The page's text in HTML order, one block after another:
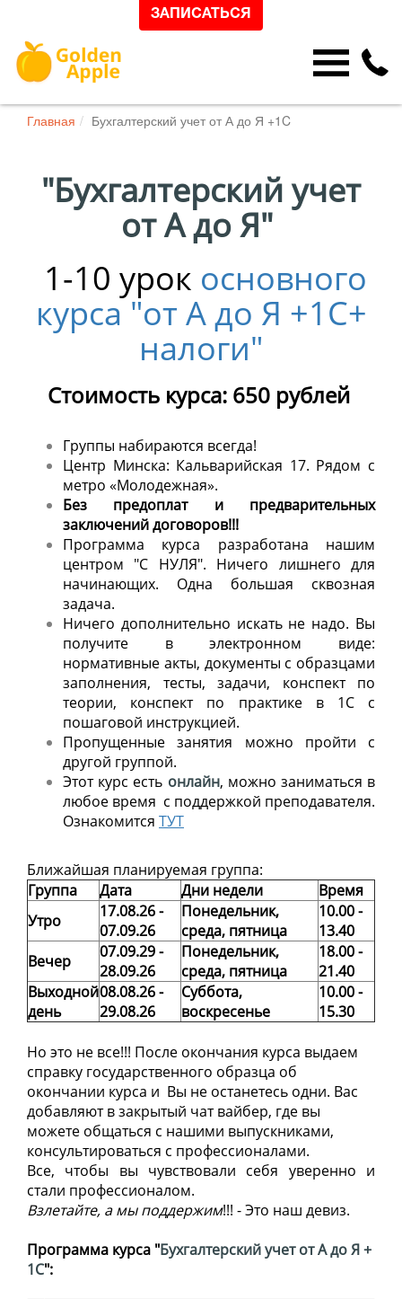
ЗАПИСАТЬСЯ
Главная Бухгалтерский учет от А до Я +1C
"Бухгалтерский учет
от А до Я"
1-10 урок основного
курса "от А до Я +1С+
налоги"
Стоимость курса: 650 рублей
Группы набираются всегда!
Центр Минска: Кальварийская 17. Рядом с
метро «Молодежная».
Без предоплат и предварительных
заключений договоров!!!
Программа курса разработана нашим
центром "С НУЛЯ". Ничего лишнего для
начинающих. Одна большая сквозная
задача.
Ничего дополнительно искать не надо. Вы
получите в электронном виде:
нормативные акты, документы с образцами
заполнения, тесты, задачи, конспект по
теории, конспект по практике в 1С с
пошаговой инструкцией.
Пропущенные занятия можно пройти с
другой группой.
Этот курс есть онлайн, можно заниматься в
любое время с поддержкой преподавателя.
Ознакомится ТУТ
Ближайшая планируемая группа:
Группа
Дата Дни недели
Время
Утро
17.08.26 -
07.09.26
Понедельник,
среда, пятница
10.00 -
13.40
Вечер
07.09.29 -
28.09.26
Понедельник,
среда, пятница
18.00 -
21.40
Выходной
день
08.08.26 -
29.08.26
Суббота,
воскресенье
10.00 -
15.30
Но это не все!!! После окончания курса выдаем
справку государственного образца об
окончании курса и Вы не останетесь одни. Вас
добавляют в закрытый чат вайбер, где вы
можете общаться с нашими выпускниками,
консультироваться с профессионалами.
Все, чтобы вы чувствовали себя уверенно и
стали профессионалом.
Взлетайте, а мы поддержим!!! - Это наш девиз.
Программа курса "Бухгалтерский учет от А до Я +
1С":